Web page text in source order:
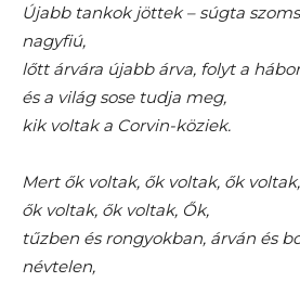
Újabb tankok jöttek – súgta
nagyfiú,
lőtt árvára újabb árva, folyt a
és a világ sose tudja meg,
kik voltak a Corvin-köziek.
Mert ők voltak, ők voltak, ők
ők voltak, ők voltak, Ők,
tűzben és rongyokban, árván és
névtelen,